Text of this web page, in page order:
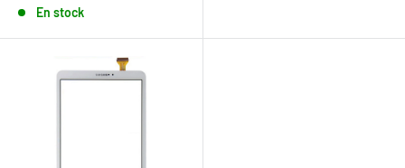
En stock